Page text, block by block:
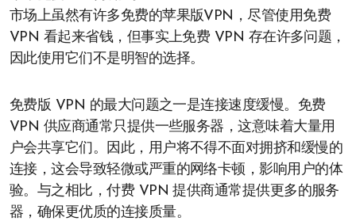
市场上虽然有许多免费的苹果版VPN，尽管使用免费
VPN 看起来省钱，但事实上免费 VPN 存在许多问题，
因此使用它们不是明智的选择。
免费版 VPN 的最大问题之一是连接速度缓慢。免费
VPN 供应商通常只提供一些服务器，这意味着大量用
户会共享它们。因此，用户将不得不面对拥挤和缓慢的
连接，这会导致轻微或严重的网络卡顿，影响用户的体
验。与之相比，付费 VPN 提供商通常提供更多的服务
器，确保更优质的连接质量。